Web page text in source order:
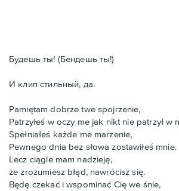
Будешь ты! (Бендешь ты!)
И клип стильный, да.
Pamiętam dobrze twe spojrzenie,
Patrzyłeś w oczy me jak nikt nie patrzył w
Spełniałeś każde me marzenie,
Pewnego dnia bez słowa zostawiłeś mnie.
Lecz ciągle mam nadzieję,
że zrozumiesz błąd, nawrócisz się.
Będę czekać i wspominać Cię we śnie,